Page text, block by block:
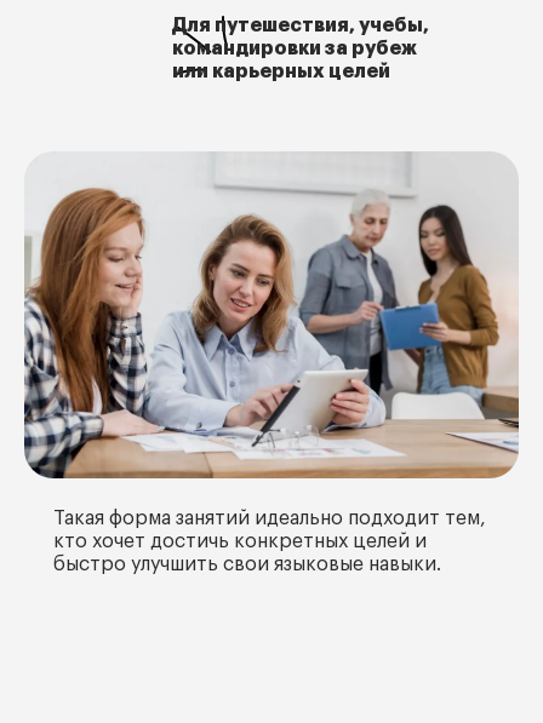
Для путешествия, учебы,
командировки за рубеж
или карьерных целей
Такая форма занятий идеально подходит тем,
кто хочет достичь конкретных целей и
быстро улучшить свои языковые навыки.